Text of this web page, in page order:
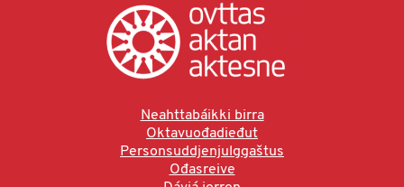
Neahttabáikki birra
Oktavuođadieđut
Personsuddjenjulggaštus
Ođasreive